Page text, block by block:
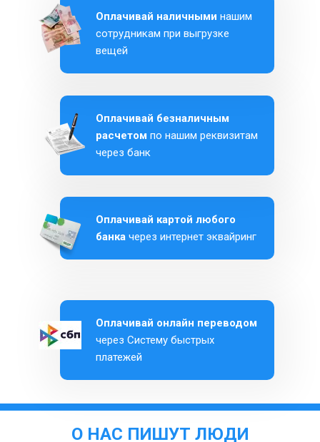
Оплачивай онлайн переводом
через Систему быстрых
платежей
Оплачивай картой любого
банка через интернет эквайринг
Оплачивай безналичным
расчетом по нашим реквизитам
через банк
Оплачивай наличными нашим
сотрудникам при выгрузке
вещей
О НАС ПИШУТ ЛЮДИ